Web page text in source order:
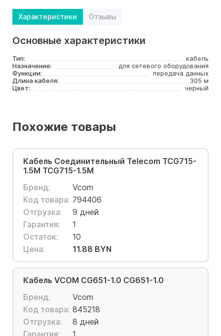
Характеристики Отзывы
Основные характеристики
Тип:
кабель
Назначение:
для сетевого оборудования
Функции:
передача данных
Длина кабеля:
305 м
Цвет:
черный
Похожие товары
Кабель Соединительный Telecom TCG715-
1.5M TCG715-1.5M
Бренд:
Vcom
Код товара: 794406
Отгрузка:
9 дней
Гарантия:
1
Остаток:
10
Цена:
11.88 BYN
Кабель VCOM CG651-1.0 CG651-1.0
Бренд:
Vcom
Код товара: 845218
Отгрузка:
8 дней
Гарантия:
1